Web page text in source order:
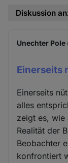
Diskussion
Unechter
Einerseits
Einerseits
alles
zeigt es, wie
Realität der
Beobachter
konfrontiert